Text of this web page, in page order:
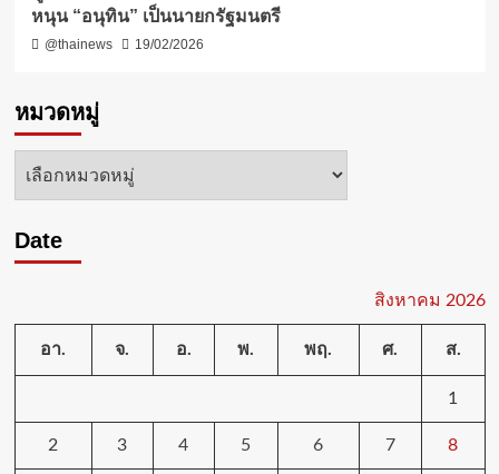
หนุน “อนุทิน” เป็นนายกรัฐมนตรี
@thainews 19/02/2026
หมวดหมู่
หมวด
Date
สิงหาคม 2026
อา. จ. อ. พ. พฤ. ศ. ส.
1
2 3 4 5 6 7 8